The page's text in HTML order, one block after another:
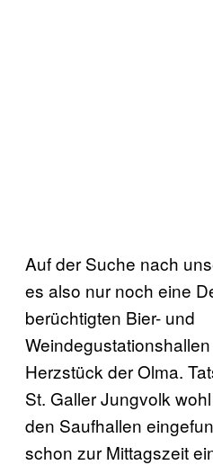
Auf der Suche nach
es also nur noch eine
berüchtigten Bier- und
Herzstück der Olma.
St. Galler Jungvolk
den Saufhallen
schon zur Mittagszeit